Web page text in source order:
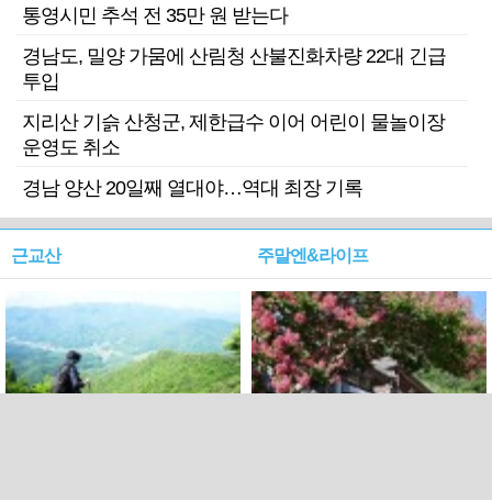
통영시민 추석 전 35만 원 받는다
경남도, 밀양 가뭄에 산림청 산불진화차량 22대 긴급
투입
지리산 기슭 산청군, 제한급수 이어 어린이 물놀이장
운영도 취소
경남 양산 20일째 열대야…역대 최장 기록
근교산 주말엔&라이프